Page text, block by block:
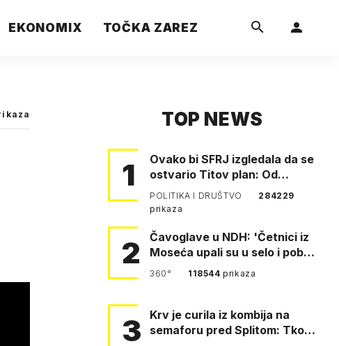
EKONOMIX TOČKA ZAREZ
TOP NEWS
1
Ovako bi SFRJ izgledala da se
ostvario Titov plan: Od
Klagenfurta do Istanbula!
POLITIKA I DRUŠTVO
284229
prikaza
2
Čavoglave u NDH: 'Četnici iz
Moseća upali su u selo i pobili
obitelj Perković'
360° 118544prikaza
3
Krv je curila iz kombija na
semaforu pred Splitom: Tko je